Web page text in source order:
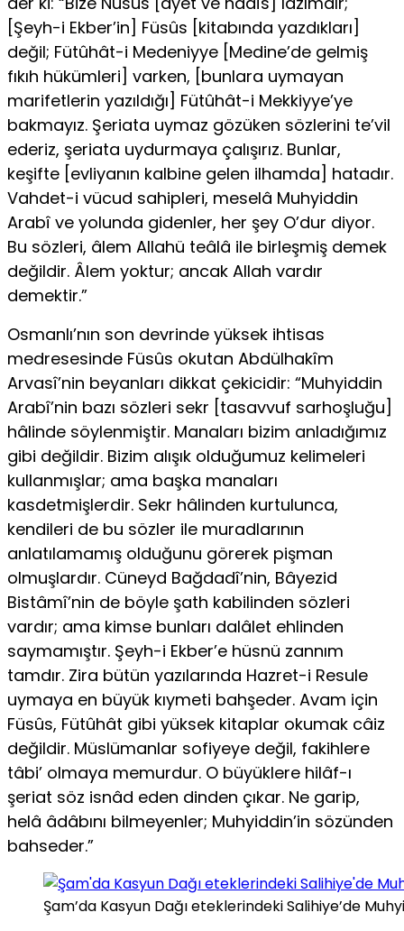
[Şeyh-i Ekber’in] Füsûs [kitabında yazdıkları]
değil; Fütûhât-i Medeniyye [Medine’de gelmiş
fıkıh hükümleri] varken, [bunlara uymayan
marifetlerin yazıldığı] Fütûhât-i Mekkiyye’ye
bakmayız. Şeriata uymaz gözüken sözlerini te’vil
ederiz, şeriata uydurmaya çalışırız. Bunlar,
keşifte [evliyanın kalbine gelen ilhamda] hatadır.
Vahdet-i vücud sahipleri, meselâ Muhyiddin
Arabî ve yolunda gidenler, her şey O’dur diyor.
Bu sözleri, âlem Allahü teâlâ ile birleşmiş demek
değildir. Âlem yoktur; ancak Allah vardır
demektir.”
Osmanlı’nın son devrinde yüksek ihtisas
medresesinde Füsûs okutan Abdülhakîm
Arvasî’nin beyanları dikkat çekicidir: “Muhyiddin
Arabî’nin bazı sözleri sekr [tasavvuf sarhoşluğu]
hâlinde söylenmiştir. Manaları bizim anladığımız
gibi değildir. Bizim alışık olduğumuz kelimeleri
kullanmışlar; ama başka manaları
kasdetmişlerdir. Sekr hâlinden kurtulunca,
kendileri de bu sözler ile muradlarının
anlatılamamış olduğunu görerek pişman
olmuşlardır. Cüneyd Bağdadî’nin, Bâyezid
Bistâmî’nin de böyle şath kabilinden sözleri
vardır; ama kimse bunları dalâlet ehlinden
saymamıştır. Şeyh-i Ekber’e hüsnü zannım
tamdır. Zira bütün yazılarında Hazret-i Resule
uymaya en büyük kıymeti bahşeder. Avam için
Füsûs, Fütûhât gibi yüksek kitaplar okumak câiz
değildir. Müslümanlar sofiyeye değil, fakihlere
tâbi’ olmaya memurdur. O büyüklere hilâf-ı
şeriat söz isnâd eden dinden çıkar. Ne garip,
helâ âdâbını bilmeyenler; Muhyiddin’in sözünden
bahseder.”
Şam’da Kasyun Dağı eteklerindeki Salihiye’de